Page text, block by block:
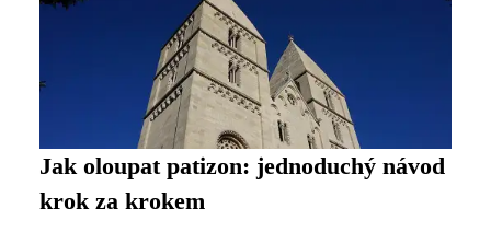
Jak oloupat patizon: jednoduchý návod
krok za krokem